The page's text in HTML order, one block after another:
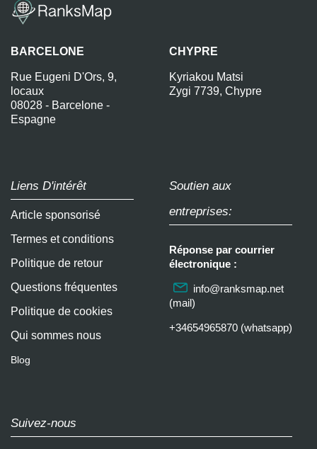
BARCELONE
Rue Eugeni D'Ors, 9,
locaux
08028 - Barcelone -
Espagne
CHYPRE
Kyriakou Matsi
Zygi 7739, Chypre
Liens D'intérêt
Article sponsorisé
Termes et conditions
Politique de retour
Questions fréquentes
Politique de cookies
Qui sommes nous
Blog
Soutien aux
entreprises:
Réponse par courrier
électronique :
info@ranksmap.net
(mail)
+34654965870 (whatsapp)
Suivez-nous